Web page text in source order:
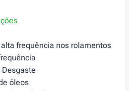
frequência nos rolamentos
Desgaste
óleos